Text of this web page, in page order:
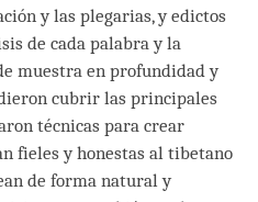
y las plegarias, y edictos
de cada palabra y la
muestra en profundidad y
cubrir las principales
técnicas para crear
fieles y honestas al tibetano
de forma natural y